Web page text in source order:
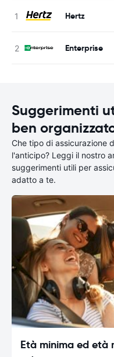
Hertz
Enterprise
Suggerimenti
ben
Che tipo di assicurazione
l'anticipo? Leggi il nostro
suggerimenti utili per
adatto a te.
Età minima ed età